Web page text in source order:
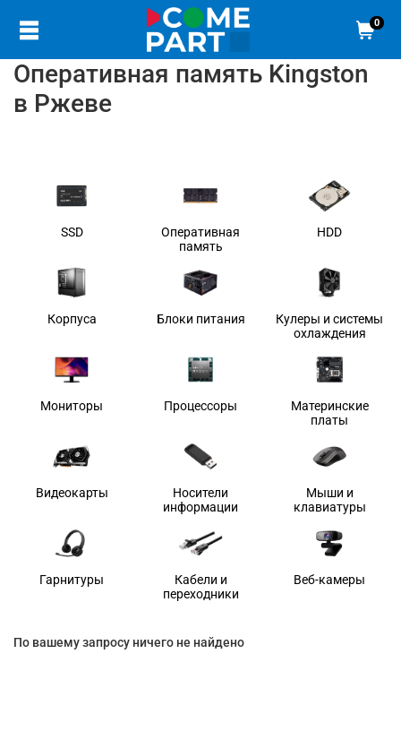
0
Оперативная память Kingston
в Ржеве
SSD
Оперативная
память
HDD
Корпуса Блоки питания
Кулеры и системы
охлаждения
Мониторы Процессоры
Материнские
платы
Видеокарты
Носители
информации
Мыши и
клавиатуры
Гарнитуры
Кабели и
переходники
Веб-камеры
По вашему запросу ничего не найдено